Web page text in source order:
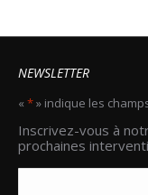
NEWSLETTER
« *» indique les
*
Inscrivez-vous à
prochaines